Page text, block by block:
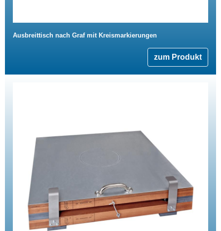
Ausbreittisch nach Graf mit Kreismarkierungen
zum Produkt